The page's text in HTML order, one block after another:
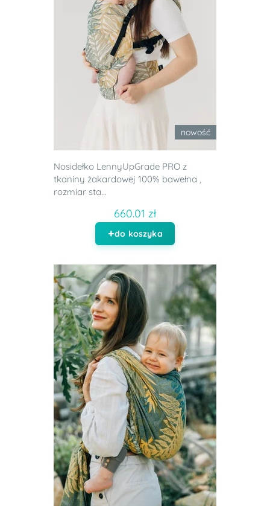
nowość
Nosidełko LennyUpGrade PRO z
tkaniny żakardowej 100% bawełna ,
rozmiar sta...
660.01 zł
do koszyka